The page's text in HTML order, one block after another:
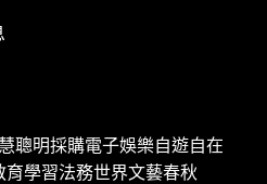
聰明採購電子娛樂自遊自在
育學習法務世界文藝春秋